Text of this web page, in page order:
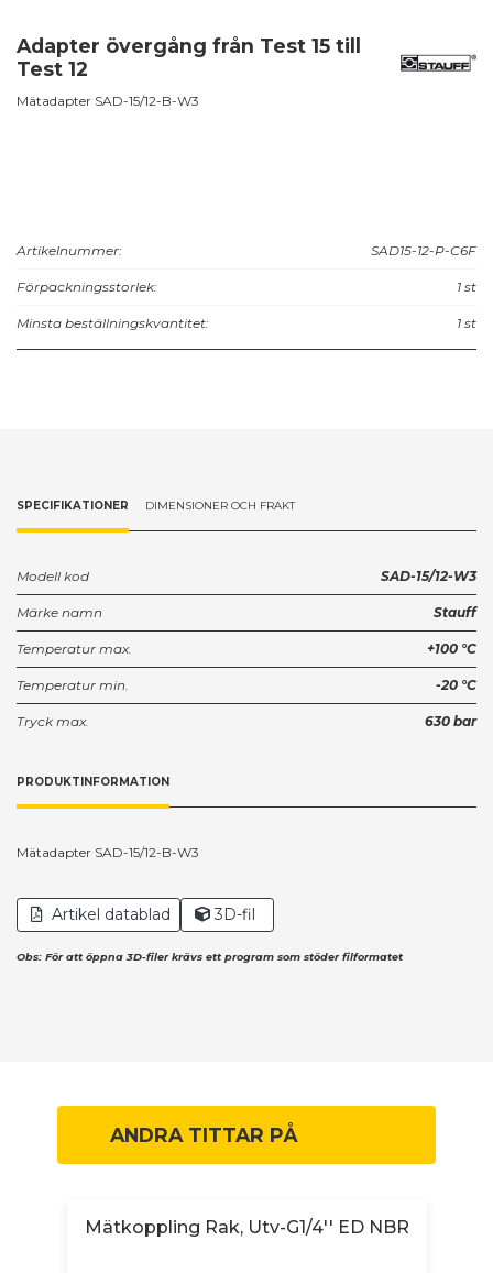
Adapter övergång från Test 15 till
Test 12
Mätadapter SAD-15/12-B-W3
Artikelnummer: SAD15-12-P-C6F
Förpackningsstorlek: 1 st
Minsta beställningskvantitet: 1 st
SPECIFIKATIONER DIMENSIONER OCH FRAKT
Modell kod SAD-15/12-W3
Märke namn Stauff
Temperatur max. +100 °C
Temperatur min. -20 °C
Tryck max. 630 bar
PRODUKTINFORMATION
Mätadapter SAD-15/12-B-W3
Artikel datablad 3D-fil
Obs: För att öppna 3D-filer krävs ett program som stöder filformatet
ANDRA TITTAR PÅ
Mätkoppling Rak, Utv-G1/4'' ED NBR